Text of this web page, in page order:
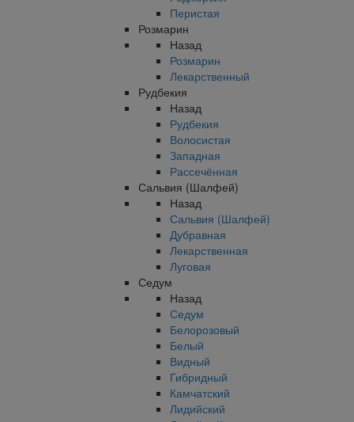
Перистая
Розмарин
Назад
Розмарин
Лекарственный
Рудбекия
Назад
Рудбекия
Волосистая
Западная
Рассечённая
Сальвия (Шалфей)
Назад
Сальвия (Шалфей)
Дубравная
Лекарственная
Луговая
Седум
Назад
Седум
Белорозовый
Белый
Видный
Гибридный
Камчатский
Лидийский